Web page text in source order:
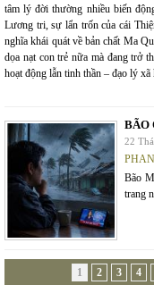
tâm lý đời thường nhiều biến
Lương tri, sự lẩn trốn của cái
nghĩa khái quát về bản chất Ma
dọa nạt con trẻ nữa mà đang trở
hoạt động lẫn tinh thần – đạo lý
BÃO
22
Bão
trang
1 2 3 4